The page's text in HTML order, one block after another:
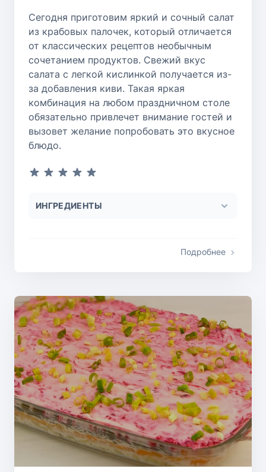
Сегодня приготовим яркий и сочный салат
из крабовых палочек, который отличается
от классических рецептов необычным
сочетанием продуктов. Свежий вкус
салата с легкой кислинкой получается из-
за добавления киви. Такая яркая
комбинация на любом праздничном столе
обязательно привлечет внимание гостей и
вызовет желание попробовать это вкусное
блюдо.
ИНГРЕДИЕНТЫ
Подробнее